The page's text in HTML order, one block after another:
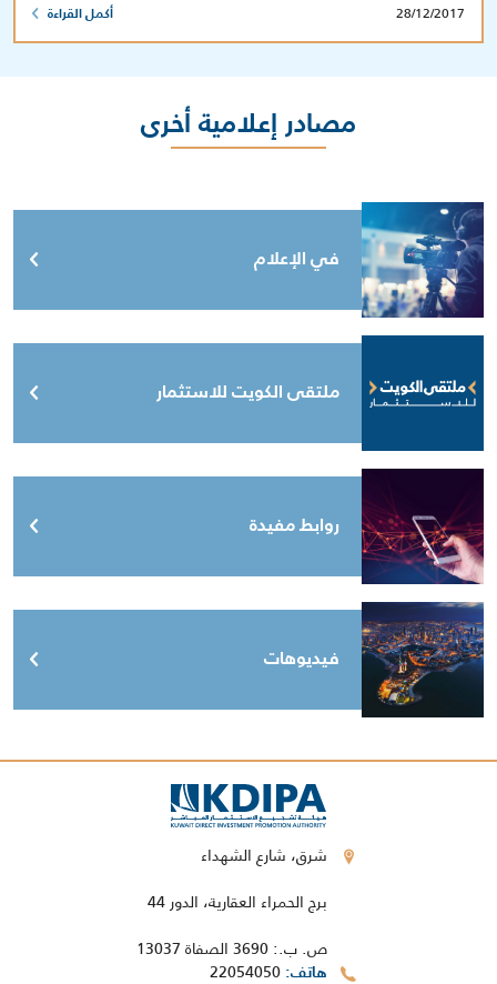
28/12/2017 أكمل القراءة
مصادر إعلامية أخرى
في الإعلام
ملتقى الكويت للاستثمار
روابط مفيدة
فيديوهات
شرق، شارع الشهداء
برج الحمراء العقارية، الدور 44
ص. ب.: 3690 الصفاة 13037
هاتف